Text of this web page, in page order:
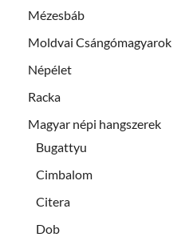
Mézesbáb
Moldvai Csángómagyarok
Népélet
Racka
Magyar népi hangszerek
Bugattyu
Cimbalom
Citera
Dob